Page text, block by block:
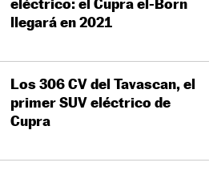
eléctrico: el Cupra el-Born
llegará en 2021
Los 306 CV del Tavascan, el
primer SUV eléctrico de
Cupra